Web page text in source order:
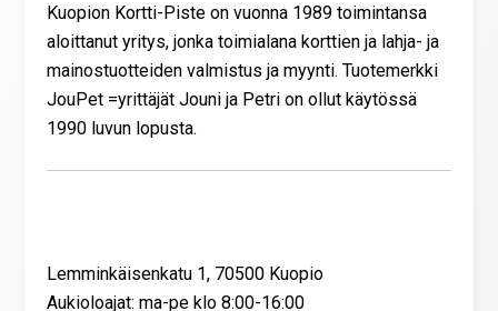
Kuopion Kortti-Piste on vuonna 1989 toimintansa
aloittanut yritys, jonka toimialana korttien ja lahja- ja
mainostuotteiden valmistus ja myynti. Tuotemerkki
JouPet =yrittäjät Jouni ja Petri on ollut käytössä
1990 luvun lopusta.
Lemminkäisenkatu 1, 70500 Kuopio
Aukioloajat: ma-pe klo 8:00-16:00